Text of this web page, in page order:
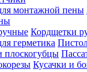
Кордщетки
Кусачки и